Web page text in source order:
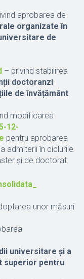
aprobarea de
organizate în
de
– privind stabilirea
doctoranzi
de învățământ
modificarea
12-
pentru aprobarea
admiterii în ciclurile
și de doctorat
unor măsuri
universitare și a
superior pentru